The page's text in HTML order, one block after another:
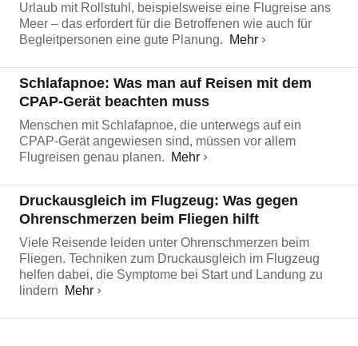
Urlaub mit Rollstuhl, beispielsweise eine Flugreise ans
Meer – das erfordert für die Betroffenen wie auch für
Begleitpersonen eine gute Planung.
Mehr
Schlafapnoe: Was man auf Reisen mit dem
CPAP-Gerät beachten muss
Menschen mit Schlafapnoe, die unterwegs auf ein
CPAP-Gerät angewiesen sind, müssen vor allem
Flugreisen genau planen.
Mehr
Druckausgleich im Flugzeug: Was gegen
Ohrenschmerzen beim Fliegen hilft
Viele Reisende leiden unter Ohrenschmerzen beim
Fliegen. Techniken zum Druckausgleich im Flugzeug
helfen dabei, die Symptome bei Start und Landung zu
lindern
Mehr